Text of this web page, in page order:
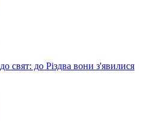
свят: до Різдва вони з'явилися